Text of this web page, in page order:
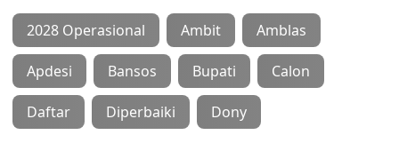
2028 Operasional Ambit Amblas
Apdesi Bansos Bupati Calon
Daftar Diperbaiki Dony